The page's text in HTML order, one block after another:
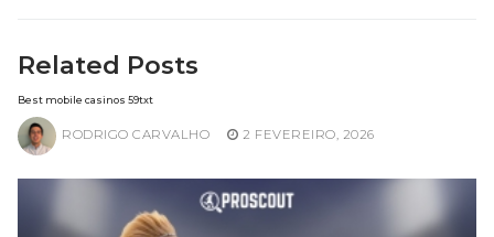
Related Posts
Best mobile casinos 59txt
RODRIGO CARVALHO 2 FEVEREIRO, 2026